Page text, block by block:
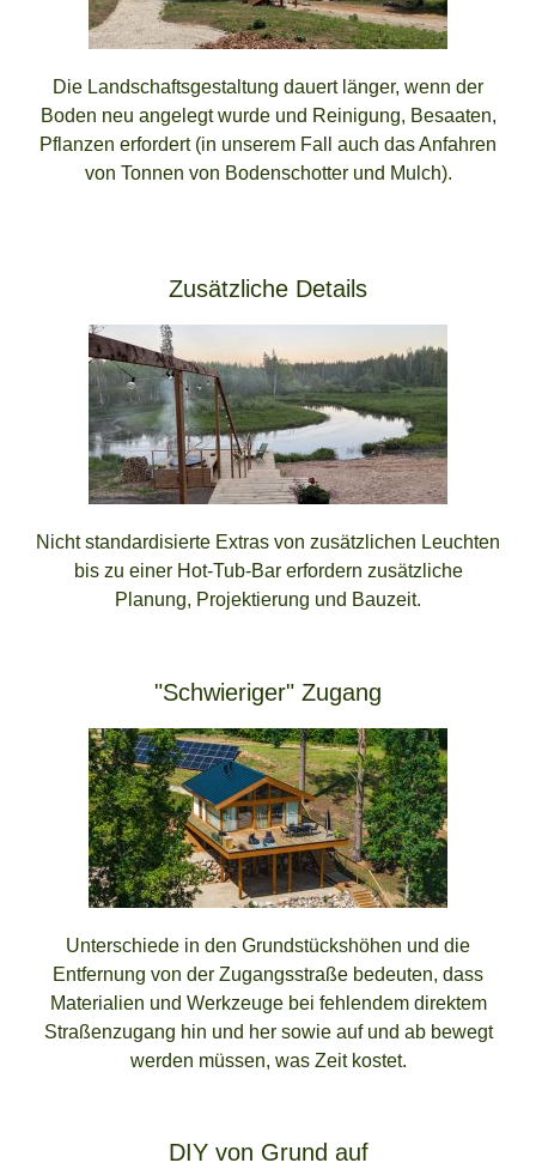
Die Landschaftsgestaltung dauert länger, wenn der
Boden neu angelegt wurde und Reinigung, Besaaten,
Pflanzen erfordert (in unserem Fall auch das Anfahren
von Tonnen von Bodenschotter und Mulch).
Zusätzliche Details
Nicht standardisierte Extras von zusätzlichen Leuchten
bis zu einer Hot-Tub-Bar erfordern zusätzliche
Planung, Projektierung und Bauzeit.
"Schwieriger" Zugang
Unterschiede in den Grundstückshöhen und die
Entfernung von der Zugangsstraße bedeuten, dass
Materialien und Werkzeuge bei fehlendem direktem
Straßenzugang hin und her sowie auf und ab bewegt
werden müssen, was Zeit kostet.
DIY von Grund auf